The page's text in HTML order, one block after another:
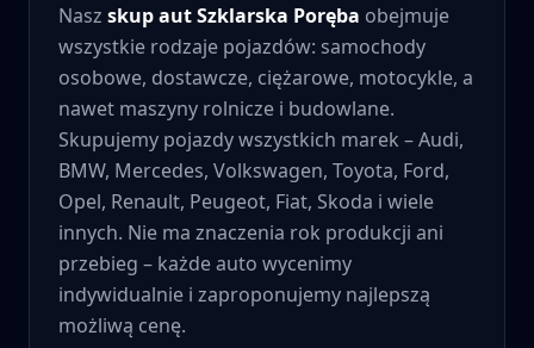
Nasz skup autSzklarska Poręba obejmuje
wszystkie rodzaje pojazdów: samochody
osobowe, dostawcze, ciężarowe, motocykle, a
nawet maszyny rolnicze i budowlane.
Skupujemy pojazdy wszystkich marek – Audi,
BMW, Mercedes, Volkswagen, Toyota, Ford,
Opel, Renault, Peugeot, Fiat, Skoda i wiele
innych. Nie ma znaczenia rok produkcji ani
przebieg – każde auto wycenimy
indywidualnie i zaproponujemy najlepszą
możliwą cenę.